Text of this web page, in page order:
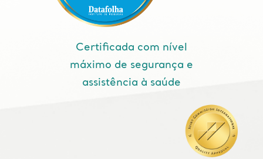
Certificada com nível
máximo de segurança e
assistência à saúde